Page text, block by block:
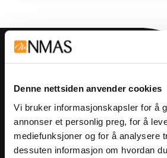
Denne nettsiden anvender cookies
Vi bruker informasjonskapsler for å
annonser et personlig preg, for å
mediefunksjoner og for å analysere
dessuten informasjon om hvordan
Meld deg på vårt
arrangementer og
Meld på nyhetsbrev